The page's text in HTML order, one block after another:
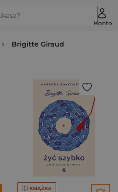
Konto
Brigitte Giraud
KSIĄŻKA